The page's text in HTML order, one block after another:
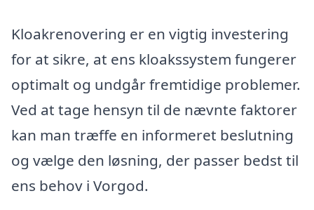
Kloakrenovering er en vigtig investering
for at sikre, at ens kloakssystem fungerer
optimalt og undgår fremtidige problemer.
Ved at tage hensyn til de nævnte faktorer
kan man træffe en informeret beslutning
og vælge den løsning, der passer bedst til
ens behov i Vorgod.